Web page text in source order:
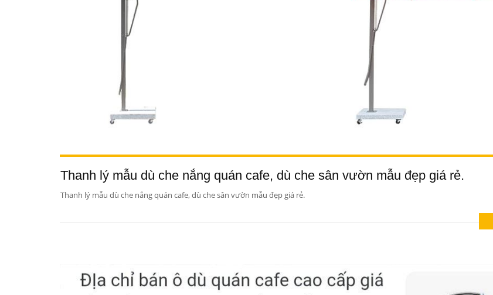
Thanh lý mẫu dù che nắng quán cafe, dù che sân vườn mẫu đẹp giá rẻ.
Thanh lý mẫu dù che nắng quán cafe, dù che sân vườn mẫu đẹp giá rẻ.